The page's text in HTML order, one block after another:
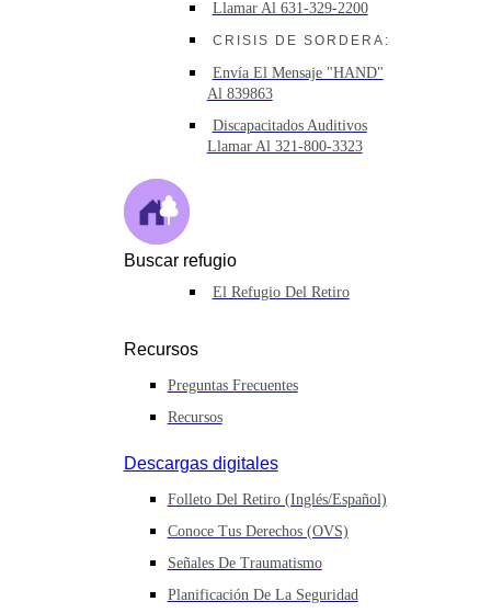
Llamar Al 631-329-2200
CRISIS DE SORDERA:
Envía El Mensaje "HAND"
Al 839863
Discapacitados Auditivos
Llamar Al 321-800-3323
Buscar refugio
El Refugio Del Retiro
Recursos
Preguntas Frecuentes
Recursos
Descargas digitales
Folleto Del Retiro (inglés/español)
Conoce Tus Derechos (OVS)
Señales De Traumatismo
Planificación De La Seguridad